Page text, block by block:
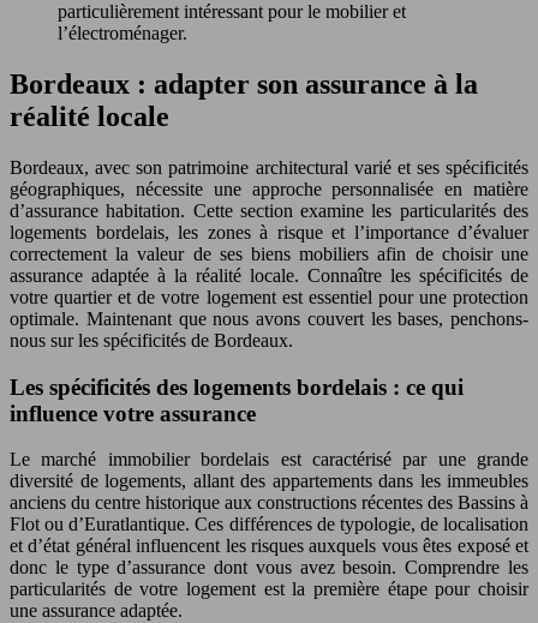
particulièrement intéressant pour le mobilier et
l’électroménager.
Bordeaux : adapter son assurance à la
réalité locale
Bordeaux, avec son patrimoine architectural varié et ses spécificités
géographiques, nécessite une approche personnalisée en matière
d’assurance habitation. Cette section examine les particularités des
logements bordelais, les zones à risque et l’importance d’évaluer
correctement la valeur de ses biens mobiliers afin de choisir une
assurance adaptée à la réalité locale. Connaître les spécificités de
votre quartier et de votre logement est essentiel pour une protection
optimale. Maintenant que nous avons couvert les bases, penchons-
nous sur les spécificités de Bordeaux.
Les spécificités des logements bordelais : ce qui
influence votre assurance
Le marché immobilier bordelais est caractérisé par une grande
diversité de logements, allant des appartements dans les immeubles
anciens du centre historique aux constructions récentes des Bassins à
Flot ou d’Euratlantique. Ces différences de typologie, de localisation
et d’état général influencent les risques auxquels vous êtes exposé et
donc le type d’assurance dont vous avez besoin. Comprendre les
particularités de votre logement est la première étape pour choisir
une assurance adaptée.